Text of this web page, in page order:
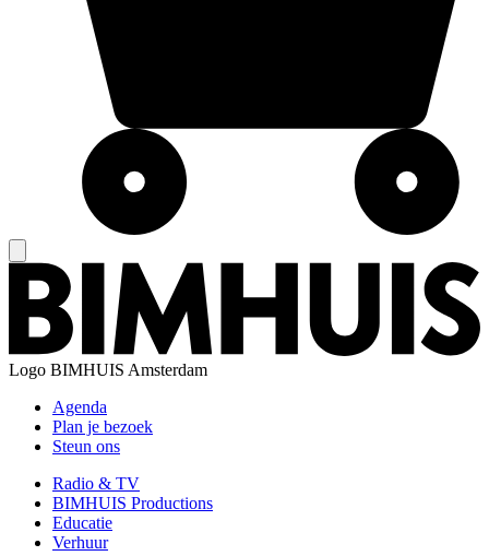
Logo BIMHUIS Amsterdam
Agenda
Plan je bezoek
Steun ons
Radio & TV
BIMHUIS Productions
Educatie
Verhuur